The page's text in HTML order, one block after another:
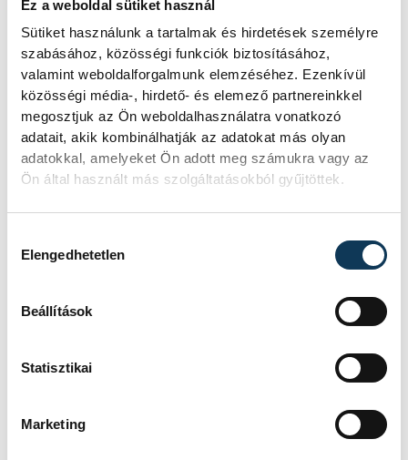
Ez a weboldal sütiket használ
Sütiket használunk a tartalmak és hirdetések személyre
szabásához, közösségi funkciók biztosításához,
valamint weboldalforgalmunk elemzéséhez. Ezenkívül
közösségi média-, hirdető- és elemező partnereinkkel
megosztjuk az Ön weboldalhasználatra vonatkozó
adatait, akik kombinálhatják az adatokat más olyan
adatokkal, amelyeket Ön adott meg számukra vagy az
Ön által használt más szolgáltatásokból gyűjtöttek.
Elengedhetetlen
Beállítások
Statisztikai
Marketing
Ismét permetezik a
vadgesztenyefákat
Veszprémben
A VKSZ Zrt. tájékoztatása szerint
augusztus 7. és 17. között
éjszakánként végzik a
közterületein. A felhasznált szer az
munkálatok zajjal járnak.